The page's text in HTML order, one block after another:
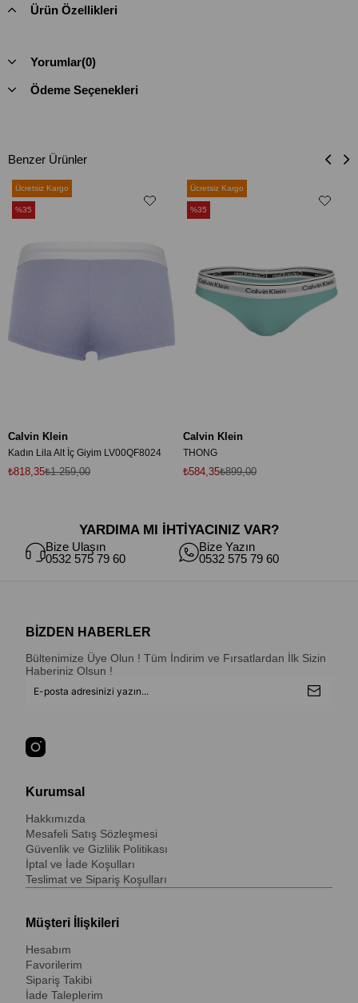
Ürün Özellikleri
Yorumlar(0)
Ödeme Seçenekleri
Benzer Ürünler
Calvin Klein
Kadın Lila Alt İç Giyim LV00QF8024
₺818,35₺1.259,00
Ücretsiz Kargo
%35
Calvin Klein
THONG
₺584,35₺899,00
Ücretsiz Kargo
%35
YARDIMA MI İHTİYACINIZ VAR?
Bize Ulaşın
0532 575 79 60
Bize Yazın
0532 575 79 60
BİZDEN HABERLER
Bültenimize Üye Olun ! Tüm İndirim ve Fırsatlardan İlk Sizin
Haberiniz Olsun !
Kurumsal
Hakkımızda
Mesafeli Satış Sözleşmesi
Güvenlik ve Gizlilik Politikası
İptal ve İade Koşulları
Teslimat ve Sipariş Koşulları
Müşteri İlişkileri
Hesabım
Favorilerim
Sipariş Takibi
İade Taleplerim